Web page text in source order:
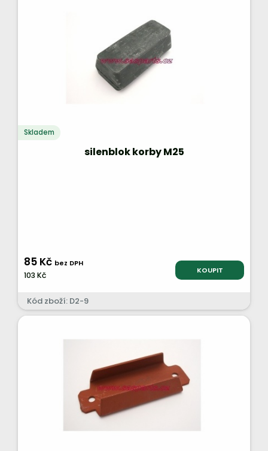
Skladem
silenblok korby M25
85 Kč bez DPH
103 Kč KOUPIT
Kód zboží: D2-9